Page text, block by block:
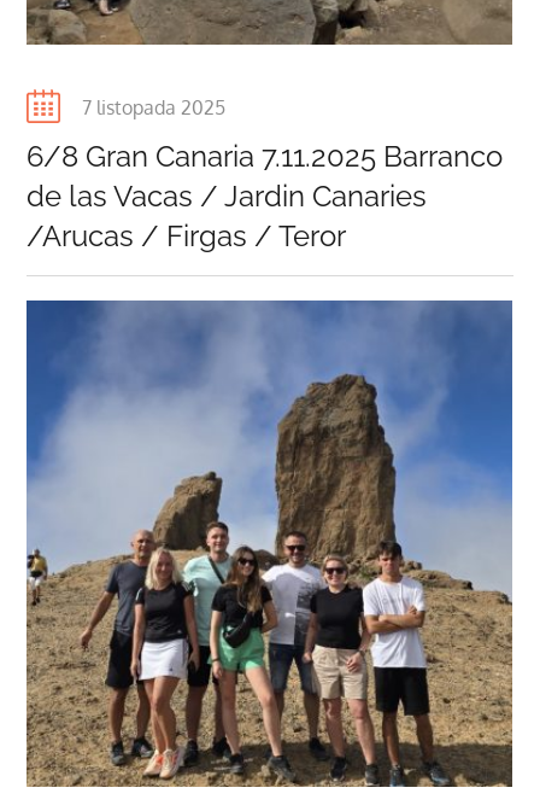
Posted
7 listopada 2025
6/8 Gran Canaria 7.11.2025 Barranco
de las Vacas / Jardin Canaries
/Arucas / Firgas / Teror